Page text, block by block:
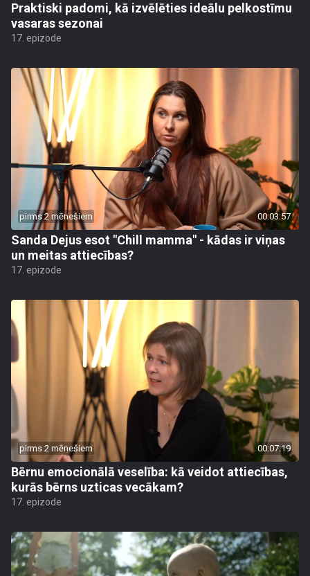
Praktiski padomi, kā izvēlēties ideālu pelkostīmu
vasaras sezonai
17. epizode
pirms 2 mēnešiem 00:03:57
Sanda Dejus esot "Chill mamma" - kādas ir viņas
un meitas attiecības?
17. epizode
pirms 2 mēnešiem 00:07:19
Bērnu emocionālā veselība: kā veidot attiecības,
kurās bērns uzticas vecākam?
17. epizode